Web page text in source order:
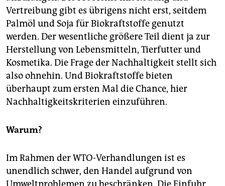
Vertreibung gibt es übrigens nicht erst, seitdem
Palmöl und Soja für Biokraftstoffe genutzt
werden. Der wesentliche größere Teil dient ja zur
Herstellung von Lebensmitteln, Tierfutter und
Kosmetika. Die Frage der Nachhaltigkeit stellt sich
also ohnehin. Und Biokraftstoffe bieten
überhaupt zum ersten Mal die Chance, hier
Nachhaltigkeitskriterien einzuführen.
Warum?
Im Rahmen der WTO-Verhandlungen ist es
unendlich schwer, den Handel aufgrund von